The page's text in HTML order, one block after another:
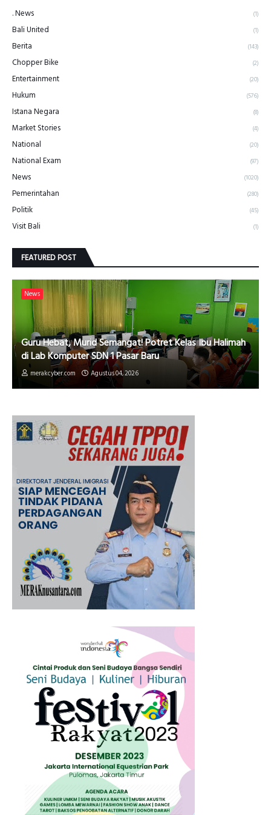
. News (1)
Bali United (1)
Berita (143)
Chopper Bike (2)
Entertainment (20)
Hukum (576)
Istana Negara (8)
Market Stories (4)
National (20)
National Exam (97)
News (1020)
Pemerintahan (280)
Politik (45)
Visit Bali (1)
FEATURED POST
News
Guru Hebat, Murid Semangat! Potret Kelas Ibu Halimah
di Lab Komputer SDN 1 Pasar Baru
merakcyber.com Agustus 04, 2026